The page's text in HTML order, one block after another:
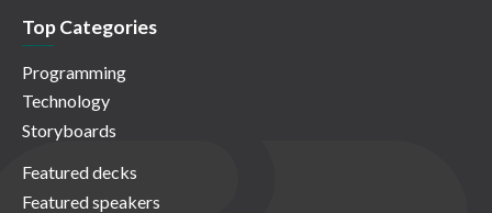
Top Categories
Programming
Technology
Storyboards
Featured decks
Featured speakers